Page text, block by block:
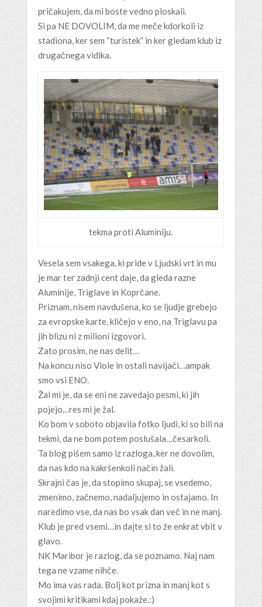
pričakujem, da mi boste vedno ploskali.
Si pa NE DOVOLIM, da me meče kdorkoli iz
stadiona, ker sem “turistek” in ker gledam klub iz
drugačnega vidika.
tekma proti Aluminiju.
Vesela sem vsakega, ki pride v Ljudski vrt in mu
je mar ter zadnji cent daje, da gleda razne
Aluminije, Triglave in Koprčane.
Priznam, nisem navdušena, ko se ljudje grebejo
za evropske karte, kličejo v eno, na Triglavu pa
jih blizu ni z milioni izgovori.
Zato prosim, ne nas delit…
Na koncu niso Viole in ostali navijači…ampak
smo vsi ENO.
Žal mi je, da se eni ne zavedajo pesmi, ki jih
pojejo…res mi je žal.
Ko bom v soboto objavila fotko ljudi, ki so bili na
tekmi, da ne bom potem poslušala…česarkoli.
Ta blog pišem samo iz razloga, ker ne dovolim,
da nas kdo na kakršenkoli način žali.
Skrajni čas je, da stopimo skupaj, se vsedemo,
zmenimo, začnemo, nadaljujemo in ostajamo. In
naredimo vse, da nas bo vsak dan več in ne manj.
Klub je pred vsemi…in dajte si to že enkrat vbit v
glavo.
NK Maribor je razlog, da se poznamo. Naj nam
tega ne vzame nihče.
Mo ima vas rada. Bolj kot prizna in manj kot s
svojimi kritikami kdaj pokaže.:)